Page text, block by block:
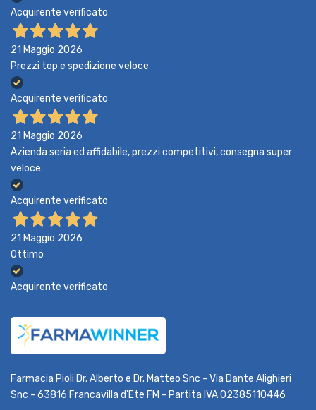
Acquirente verificato
21 Maggio 2026
Prezzi top e spedizione veloce
Acquirente verificato
21 Maggio 2026
Azienda seria ed affidabile, prezzi competitivi, consegna super
veloce.
Acquirente verificato
21 Maggio 2026
Ottimo
Acquirente verificato
Farmacia Pioli Dr. Alberto e Dr. Matteo Snc - Via Dante Alighieri
Snc - 63816 Francavilla d'Ete FM - Partita IVA 02385110446